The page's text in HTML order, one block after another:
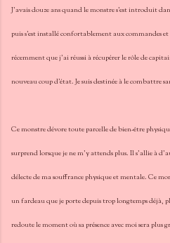
J'avais douze ans quand le monstre s'est introduit
puis s'est installé confortablement aux commandes et
récemment que j'ai réussi à récupérer le rôle de
nouveau coup d'état. Je suis destinée à le combattre
Ce monstre dévore toute parcelle de bien-être
surprend lorsque je ne m'y attends plus. Il s'allie à
délecte de ma souffrance physique et mentale. Ce
un fardeau que je porte depuis trop longtemps déjà,
redoute le moment où sa présence avec moi sera plus